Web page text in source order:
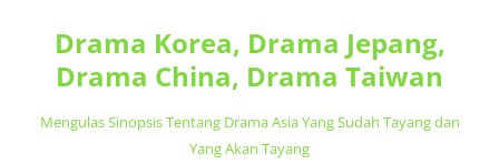
Drama Korea, Drama Jepang,
Drama China, Drama Taiwan
Mengulas Sinopsis Tentang Drama Asia Yang Sudah Tayang dan
Yang Akan Tayang